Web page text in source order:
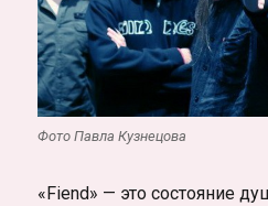
Фото Павла Кузнецова
«Fiend» — это состояние